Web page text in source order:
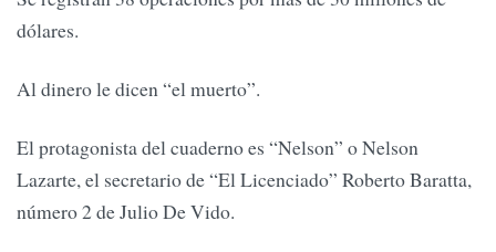
dólares.
Al dinero le dicen “el muerto”.
El protagonista del cuaderno es “Nelson” o Nelson
Lazarte, el secretario de “El Licenciado” Roberto Baratta,
número 2 de Julio De Vido.